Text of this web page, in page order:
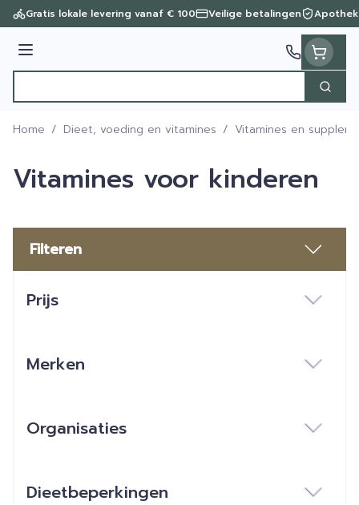
Ga naar de inhoud
Gratis lokale levering vanaf € 100 Veilige betalingen
Menu
Zoek
Home / Dieet, voeding en vitamines / Vitamines en
Vitamines voor kinderen
Filteren
Prijs
Merken
Organisaties
Dieetbeperkingen